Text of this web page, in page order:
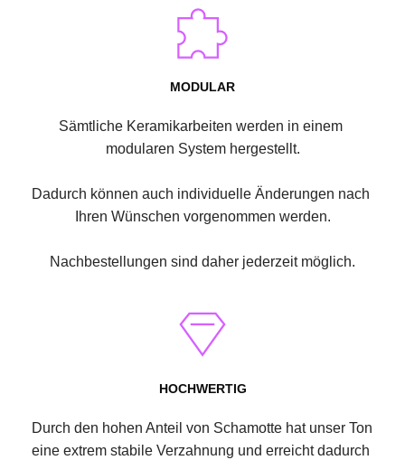
MODULAR
Sämtliche Keramikarbeiten werden in einem
modularen System hergestellt.
Dadurch können auch individuelle Änderungen nach
Ihren Wünschen vorgenommen werden.
Nachbestellungen sind daher jederzeit möglich.
HOCHWERTIG
Durch den hohen Anteil von Schamotte hat unser Ton
eine extrem stabile Verzahnung und erreicht dadurch